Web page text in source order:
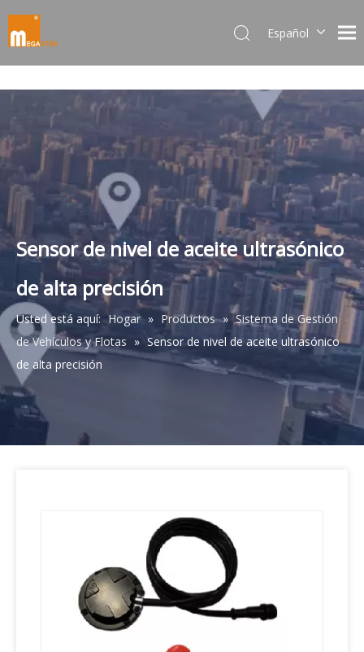
Español
한국어
日本語
Italiano
Deutsch
Português
Français
简体中文
English
Sensor de nivel de aceite ultrasónico
de alta precisión
Usted está aquí: Hogar » Productos » Sistema de Gestión
de Vehículos y Flotas » Sensor de nivel de aceite ultrasónico
de alta precisión